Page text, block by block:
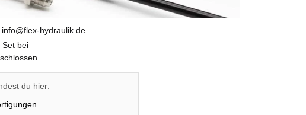
hydraulik.de
Set bei
du hier: